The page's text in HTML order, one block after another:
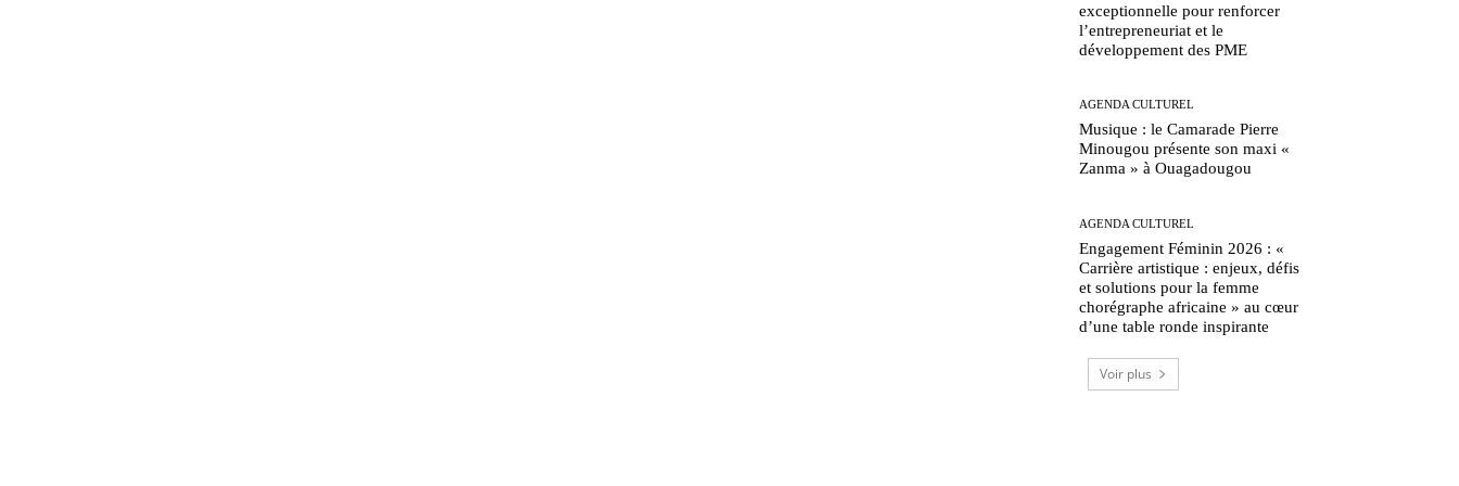
exceptionnelle pour renforcer
l’entrepreneuriat et le
développement des PME
AGENDA CULTUREL
Musique : le Camarade Pierre
Minougou présente son maxi «
Zanma » à Ouagadougou
AGENDA CULTUREL
Engagement Féminin 2026 : «
Carrière artistique : enjeux, défis
et solutions pour la femme
chorégraphe africaine » au cœur
d’une table ronde inspirante
Voir plus